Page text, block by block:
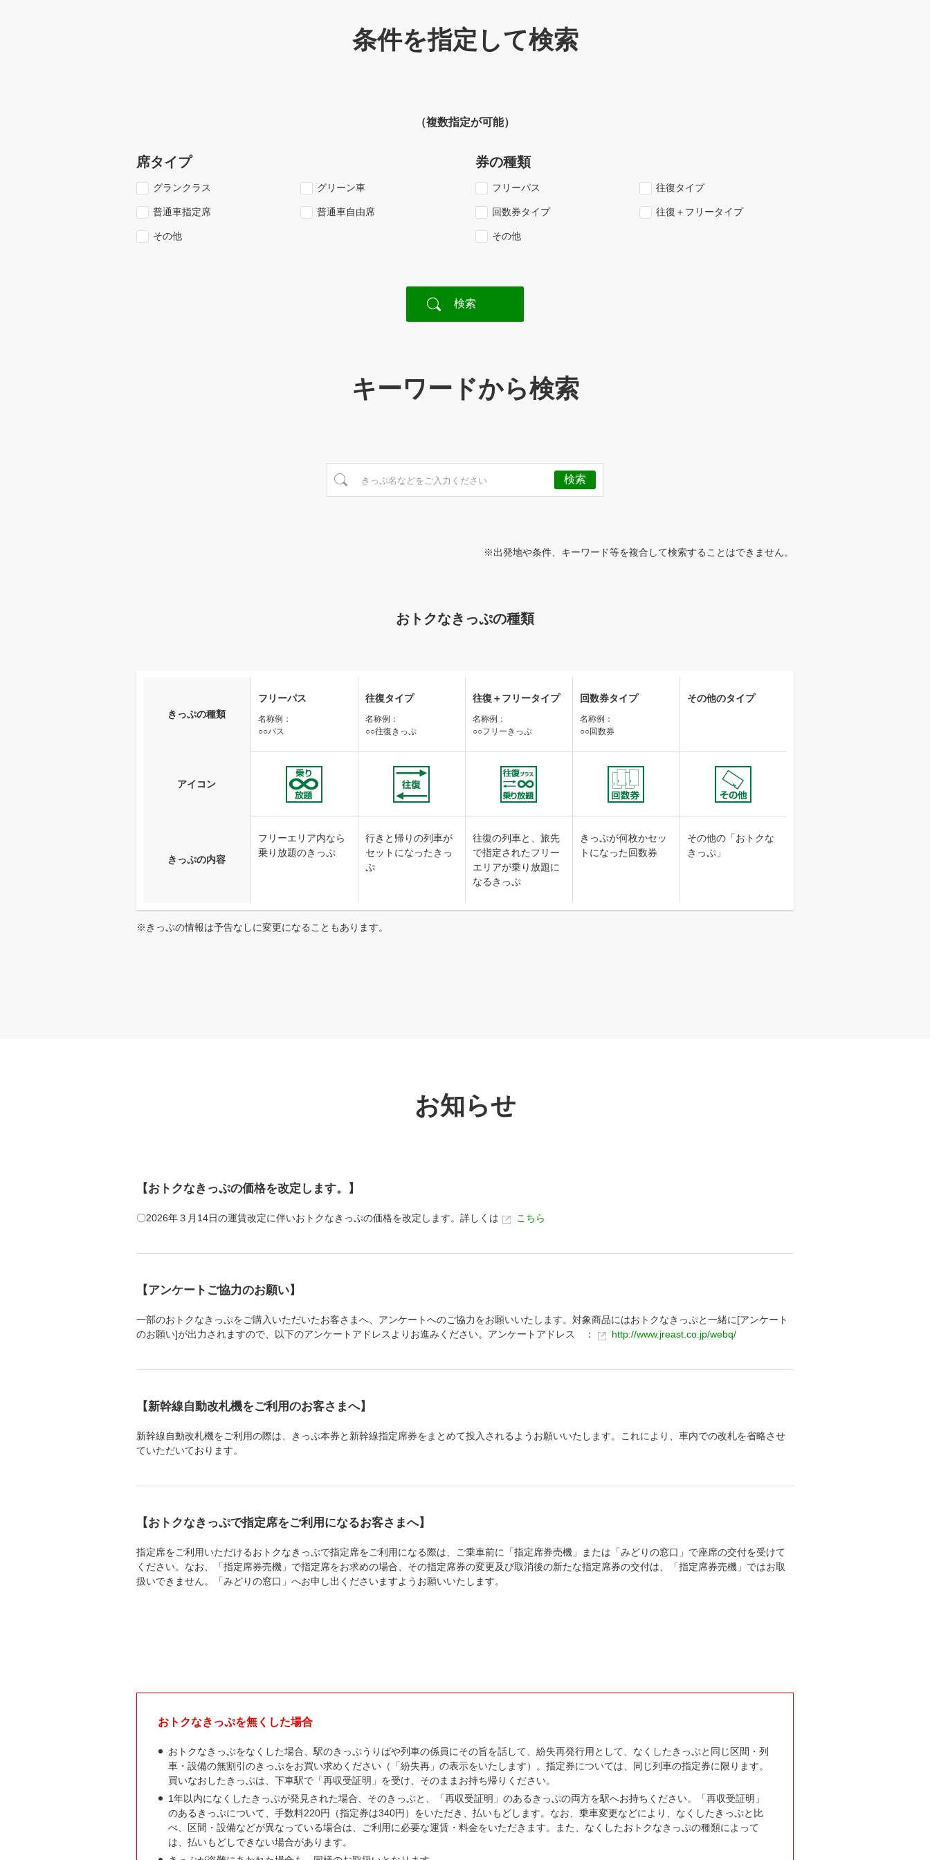
条件を指定して検索
（複数指定が可能）
席タイプ
グランクラス グリーン車
普通車指定席 普通車自由席
その他
券の種類
フリーパス 往復タイプ
回数券タイプ 往復＋フリータイプ
その他
キーワードから検索
※出発地や条件、キーワード等を複合して検索することはできません。
おトクなきっぷの種類
きっぷの種類
アイコン
きっぷの内容
フリーパス
名称例：
○○パス
フリーエリア内なら
乗り放題のきっぷ
往復タイプ
名称例：
○○往復きっぷ
行きと帰りの列車が
セットになったきっ
ぷ
往復＋フリータイプ
名称例：
○○フリーきっぷ
往復の列車と、旅先
で指定されたフリー
エリアが乗り放題に
なるきっぷ
回数券タイプ
名称例：
○○回数券
きっぷが何枚かセッ
トになった回数券
その他のタイプ
その他の「おトクな
きっぷ」
※きっぷの情報は予告なしに変更になることもあります。
お知らせ
【おトクなきっぷの価格を改定します。】
〇2026年３月14日の運賃改定に伴いおトクなきっぷの価格を改定します。詳しくは こちら
【アンケートご協力のお願い】
一部のおトクなきっぷをご購入いただいたお客さまへ、アンケートへのご協力をお願いいたします。対象商品にはおトクなきっぷと一緒に[アンケート
のお願い]が出力されますので、以下のアンケートアドレスよりお進みください。アンケートアドレス ：
http://www.jreast.co.jp/webq/
【新幹線自動改札機をご利用のお客さまへ】
新幹線自動改札機をご利用の際は、きっぷ本券と新幹線指定席券をまとめて投入されるようお願いいたします。これにより、車内での改札を省略させ
ていただいております。
【おトクなきっぷで指定席をご利用になるお客さまへ】
指定席をご利用いただけるおトクなきっぷで指定席をご利用になる際は、ご乗車前に「指定席券売機」または「みどりの窓口」で座席の交付を受けて
ください。なお、「指定席券売機」で指定席をお求めの場合、その指定席券の変更及び取消後の新たな指定席券の交付は、「指定席券売機」ではお取
扱いできません。「みどりの窓口」へお申し出くださいますようお願いいたします。
おトクなきっぷを無くした場合
おトクなきっぷをなくした場合、駅のきっぷうりばや列車の係員にその旨を話して、紛失再発行用として、なくしたきっぷと同じ区間・列
車・設備の無割引のきっぷをお買い求めください（「紛失再」の表示をいたします）。指定券については、同じ列車の指定券に限ります。
買いなおしたきっぷは、下車駅で「再収受証明」を受け、そのままお持ち帰りください。
1年以内になくしたきっぷが発見された場合、そのきっぷと、「再収受証明」のあるきっぷの両方を駅へお持ちください。「再収受証明」
のあるきっぷについて、手数料220円（指定券は340円）をいただき、払いもどします。なお、乗車変更などにより、なくしたきっぷと比
べ、区間・設備などが異なっている場合は、ご利用に必要な運賃・料金をいただきます。また、なくしたおトクなきっぷの種類によって
は、払いもどしできない場合があります。